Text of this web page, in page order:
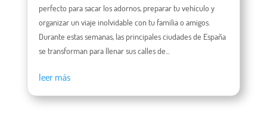
perfecto para sacar los adornos, preparar tu vehículo y
organizar un viaje inolvidable con tu familia o amigos.
Durante estas semanas, las principales ciudades de España
se transforman para llenar sus calles de...
leer más